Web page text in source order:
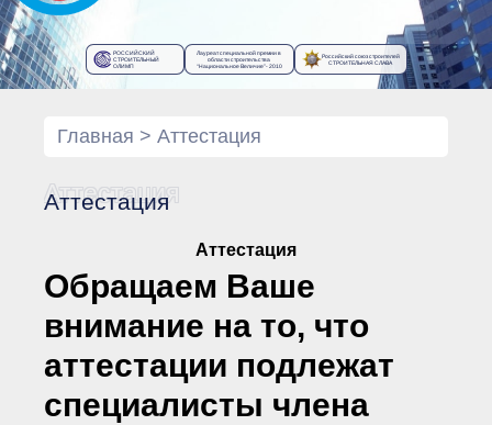
● Контрольный комитет
● Дисциплинарный комитет
● Архив
Протоколы органов управления
документы
● Действующие документы
внутренние документы
Компенсационный фонд
Реестры Ассоциации
РОССИЙСКИЙ
СТРОИТЕЛЬНЫЙ
ОЛИМП
Лауреат специальной премии в
области строительства
“Национальное Величие”- 2010
Российский союз строителей
СТРОИТЕЛЬНАЯ СЛАВА
Главная > Аттестация
Аттестация
Аттестация
Аттестация
Обращаем Ваше
внимание на то, что
аттестации подлежат
специалисты члена